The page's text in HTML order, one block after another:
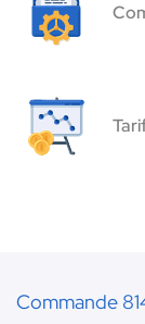
Commande